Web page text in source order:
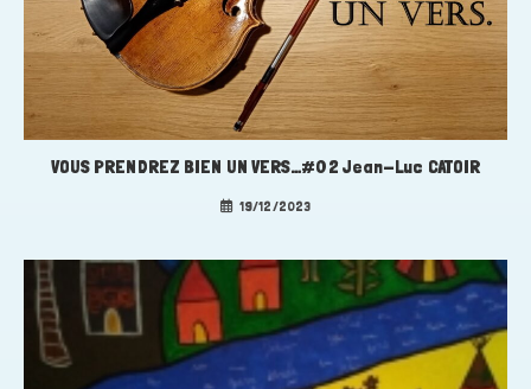
VOUS PRENDREZ BIEN UN VERS…#02 Jean-Luc CATOIR
19/12/2023